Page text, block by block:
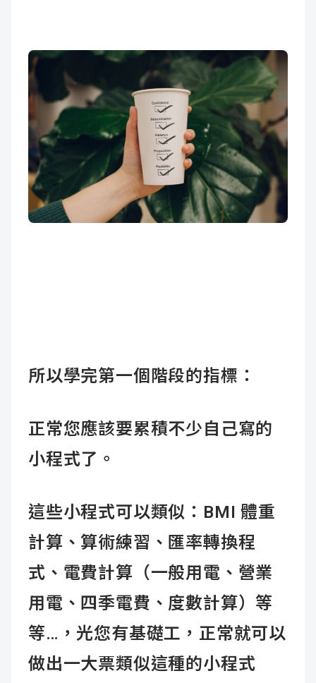
所以學完第一個階段的指標：
正常您應該要累積不少自己寫的
小程式了。
這些小程式可以類似：BMI 體重
計算、算術練習、匯率轉換程
式、電費計算（一般用電、營業
用電、四季電費、度數計算）等
等…，光您有基礎工，正常就可以
做出一大票類似這種的小程式